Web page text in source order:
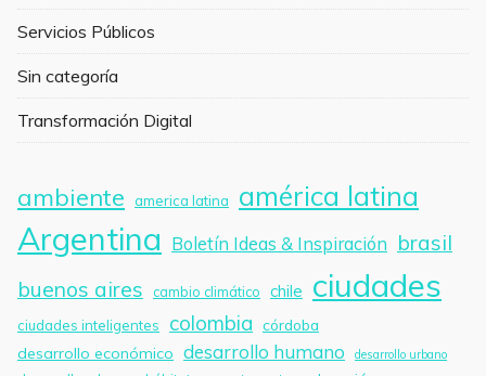
Servicios Públicos
Sin categoría
Transformación Digital
ambiente america latina américa latina
Argentina Boletín Ideas & Inspiración brasil
buenos aires
cambio climático chile ciudades
ciudades inteligentes colombia córdoba
desarrollo económico desarrollo humano desarrollo urbano